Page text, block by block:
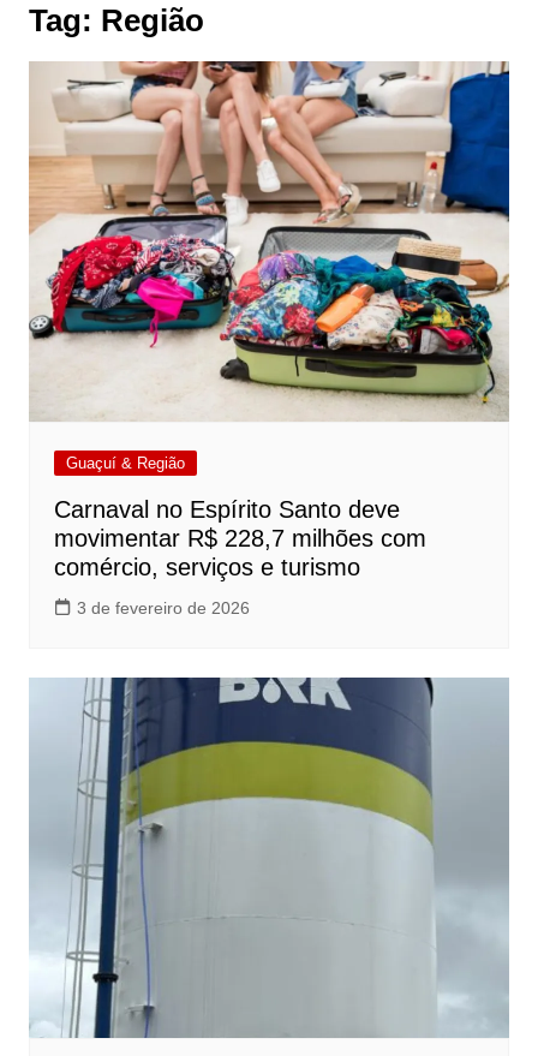
Tag: Região
Guaçuí & Região
Carnaval no Espírito Santo deve
movimentar R$ 228,7 milhões com
comércio, serviços e turismo
3 de fevereiro de 2026